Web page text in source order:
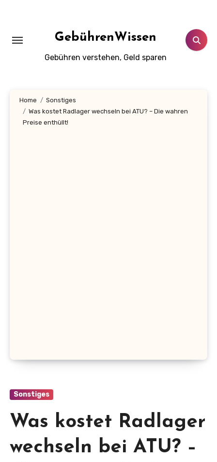
GebührenWissen
Gebühren verstehen, Geld sparen
Home
Sonstiges
Was kostet Radlager wechseln bei ATU? – Die wahren
Preise enthüllt!
Sonstiges
Was kostet Radlager
wechseln bei ATU? –